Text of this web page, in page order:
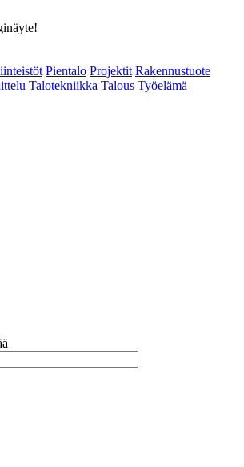
Pientalo Projektit Rakennustuote
Talotekniikka Talous Työelämä